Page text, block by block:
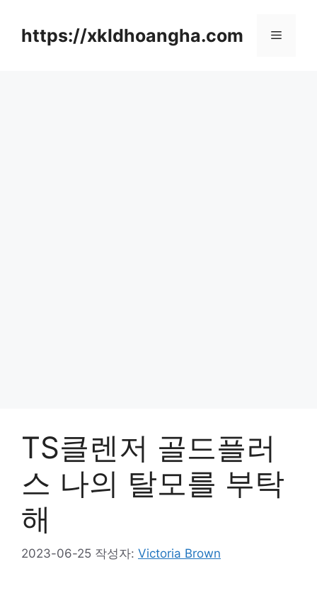
https://xkldhoangha.com 메
TS클렌저 골드플러
스 나의 탈모를 부탁
해
2023-06-25 작성자: Victoria Brown